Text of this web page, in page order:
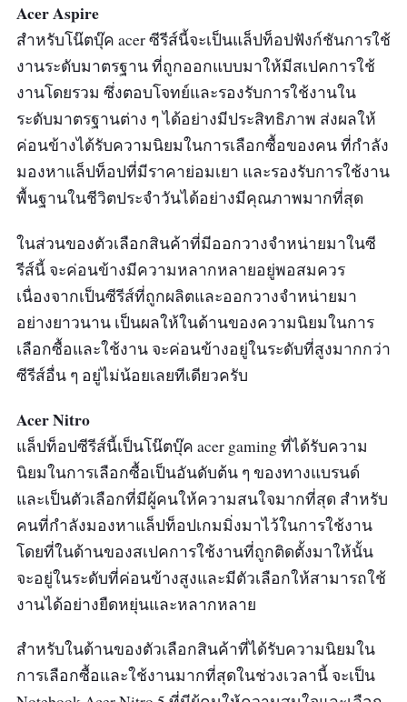
Acer Aspire
สำหรับโน๊ตบุ๊ค acer ซีรีส์นี้จะเป็นแล็ปท็อปฟังก์ชันการใช้
งานระดับมาตรฐาน ที่ถูกออกแบบมาให้มีสเปคการใช้
งานโดยรวม ซึ่งตอบโจทย์และรองรับการใช้งานใน
ระดับมาตรฐานต่าง ๆ ได้อย่างมีประสิทธิภาพ ส่งผลให้
ค่อนข้างได้รับความนิยมในการเลือกซื้อของคน ที่กำลัง
มองหาแล็ปท็อปที่มีราคาย่อมเยา และรองรับการใช้งาน
พื้นฐานในชีวิตประจำวันได้อย่างมีคุณภาพมากที่สุด
ในส่วนของตัวเลือกสินค้าที่มีออกวางจำหน่ายมาในซี
รีส์นี้ จะค่อนข้างมีความหลากหลายอยู่พอสมควร
เนื่องจากเป็นซีรีส์ที่ถูกผลิตและออกวางจำหน่ายมา
อย่างยาวนาน เป็นผลให้ในด้านของความนิยมในการ
เลือกซื้อและใช้งาน จะค่อนข้างอยู่ในระดับที่สูงมากกว่า
ซีรีส์อื่น ๆ อยู่ไม่น้อยเลยทีเดียวครับ
Acer Nitro
แล็ปท็อปซีรีส์นี้เป็นโน๊ตบุ๊ค acer gaming ที่ได้รับความ
นิยมในการเลือกซื้อเป็นอันดับต้น ๆ ของทางแบรนด์
และเป็นตัวเลือกที่มีผู้คนให้ความสนใจมากที่สุด สำหรับ
คนที่กำลังมองหาแล็ปท็อปเกมมิ่งมาไว้ในการใช้งาน
โดยที่ในด้านของสเปคการใช้งานที่ถูกติดตั้งมาให้นั้น
จะอยู่ในระดับที่ค่อนข้างสูงและมีตัวเลือกให้สามารถใช้
งานได้อย่างยืดหยุ่นและหลากหลาย
สำหรับในด้านของตัวเลือกสินค้าที่ได้รับความนิยมใน
การเลือกซื้อและใช้งานมากที่สุดในช่วงเวลานี้ จะเป็น